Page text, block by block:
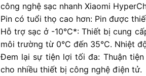
công nghệ sạc nhanh Xiaomi
Pin có tuổi thọ cao hơn: Pin được
Hỗ trợ sạc ở -10°C*: Thiết bị cung
môi trường từ 0°C đến 35°C. Nhiệt
Đem lại sự tiện lợi tối đa: Thuận
cho nhiều thiết bị công nghệ điện tử.